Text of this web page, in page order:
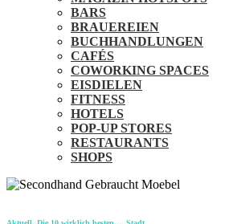
BARS
BRAUEREIEN
BUCHHANDLUNGEN
CAFÉS
COWORKING SPACES
EISDIELEN
FITNESS
HOTELS
POP-UP STORES
RESTAURANTS
SHOPS